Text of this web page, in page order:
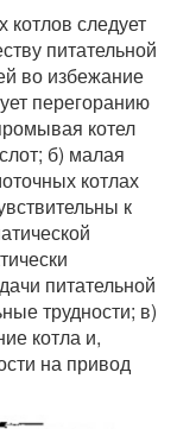
следует
питательной
во избежание
перегоранию
котел
б) малая
котлах
к
питательной
трудности; в)
котла и,
на привод